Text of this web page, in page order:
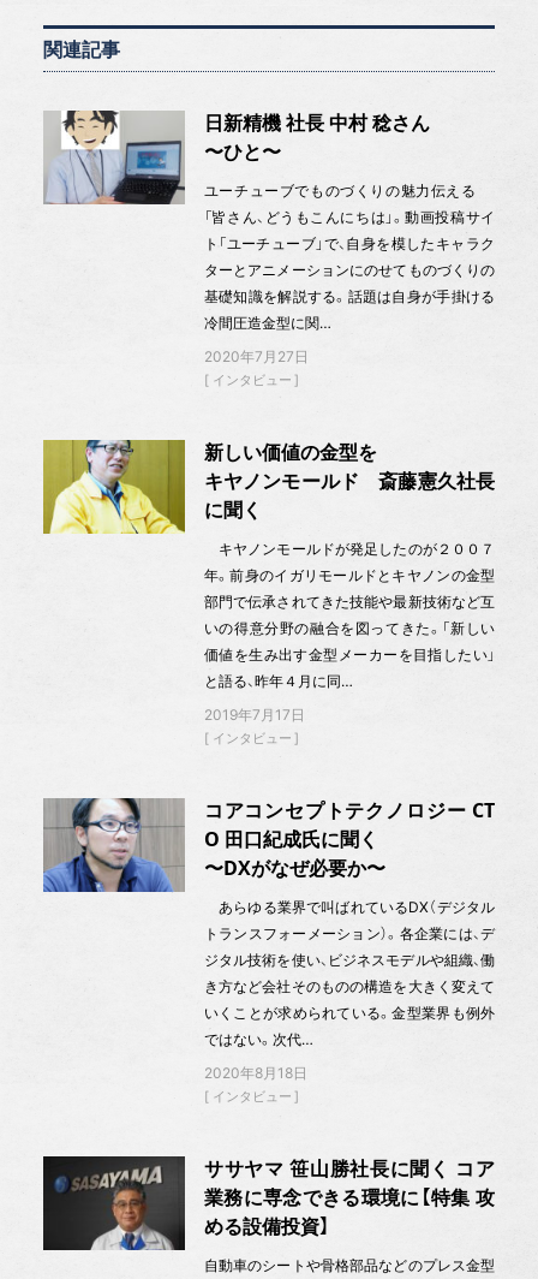
関連記事
日新精機 社長 中村 稔さん
〜ひと〜
ユーチューブでものづくりの魅力伝える
「皆さん、どうもこんにちは」。動画投稿サイ
ト「ユーチューブ」で、自身を模したキャラク
ターとアニメーションにのせてものづくりの
基礎知識を解説する。話題は自身が手掛ける
冷間圧造金型に関…
2020年7月27日
インタビュー
新しい価値の金型を
キヤノンモールド 斎藤憲久社長
に聞く
キヤノンモールドが発足したのが２００７
年。前身のイガリモールドとキヤノンの金型
部門で伝承されてきた技能や最新技術など互
いの得意分野の融合を図ってきた。「新しい
価値を生み出す金型メーカーを目指したい」
と語る、昨年４月に同…
2019年7月17日
インタビュー
コアコンセプトテクノロジー CT
O 田口紀成氏に聞く
〜DXがなぜ必要か〜
あらゆる業界で叫ばれているDX（デジタル
トランスフォーメーション）。各企業には、デ
ジタル技術を使い、ビジネスモデルや組織、働
き方など会社そのものの構造を大きく変えて
いくことが求められている。金型業界も例外
ではない。次代…
2020年8月18日
インタビュー
ササヤマ 笹山勝社長に聞く コア
業務に専念できる環境に【特集 攻
める設備投資】
自動車のシートや骨格部品などのプレス金型